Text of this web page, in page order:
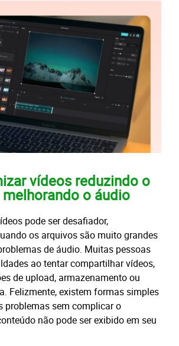
vídeos reduzindo o
o áudio
pode ser desafiador,
os arquivos são muito grandes
de áudio. Muitas pessoas
ao tentar compartilhar vídeos,
de upload, armazenamento ou
Felizmente, existem formas simples
problemas sem complicar o
não pode ser exibido em seu